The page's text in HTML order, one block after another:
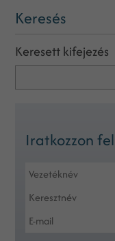
Keresés
Keresett kifejezés
Iratkozzon